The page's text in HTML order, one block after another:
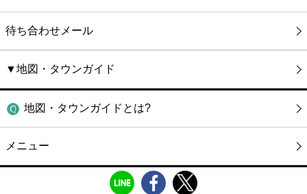
待ち合わせメール
▼地図・タウンガイド
地図・タウンガイドとは?
メニュー